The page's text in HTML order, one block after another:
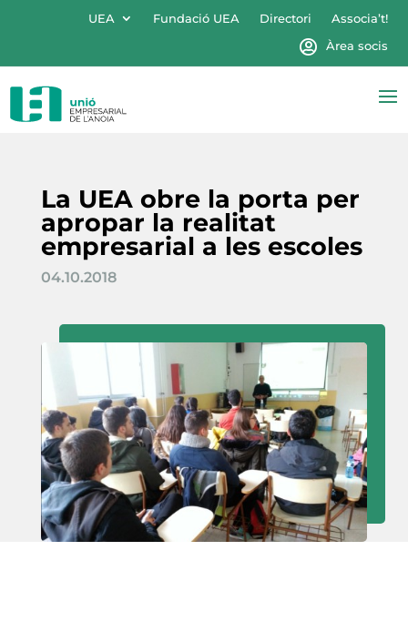
UEA Fundació UEA Directori
Associa’t!
Àrea socis
La UEA obre la porta per
apropar la realitat
empresarial a les escoles
04.10.2018